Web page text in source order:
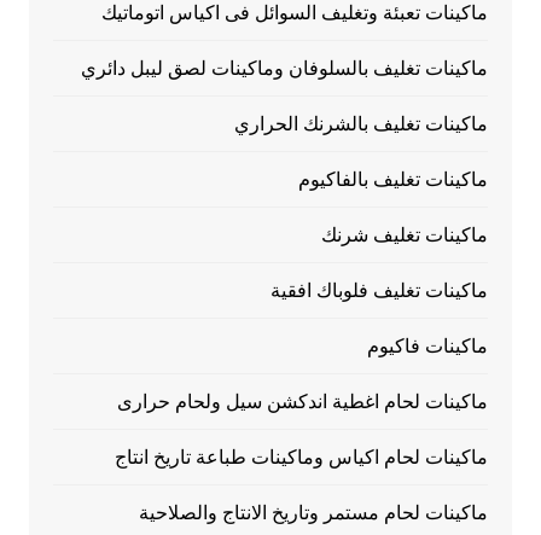
ماكينات تعبئة وتغليف السوائل فى اكياس اتوماتيك
ماكينات تغليف بالسلوفان وماكينات لصق ليبل دائري
ماكينات تغليف بالشرنك الحراري
ماكينات تغليف بالفاكيوم
ماكينات تغليف شرنك
ماكينات تغليف فلوباك افقية
ماكينات فاكيوم
ماكينات لحام اغطية اندكشن سيل ولحام حرارى
ماكينات لحام اكياس وماكينات طباعة تاريخ انتاج
ماكينات لحام مستمر وتاريخ الانتاج والصلاحية